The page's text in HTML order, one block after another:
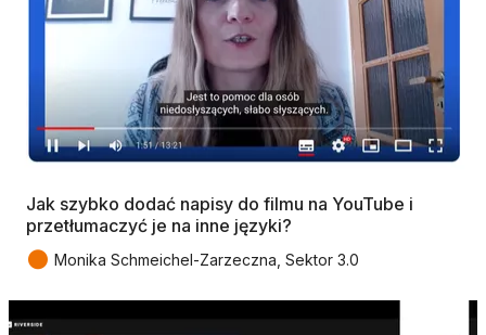
Jak szybko dodać napisy do filmu na YouTube i
przetłumaczyć je na inne języki?
● Monika Schmeichel-Zarzeczna, Sektor 3.0